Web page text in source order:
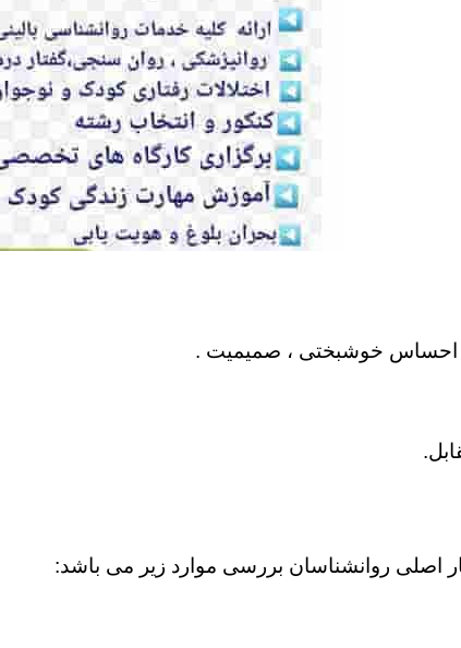
اصلی روانشناسان بررسی موارد زیر می باشد: